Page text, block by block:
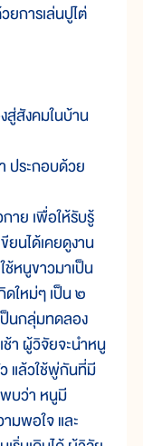
ยการเล่นปูไต่
สังคมในบ้าน
ระกอบด้วย
าย เพื่อให้รับรู้
ยนได้เคยดูงาน
ช้หนูขาวมาเป็น
ใหม่ๆ เป็น ๒
นกลุ่มทดลอง
า ผู้วิจัยจะนำหนู
แล้วใช้พู่กันที่มี
บว่า หนูมี
มพอใจ และ